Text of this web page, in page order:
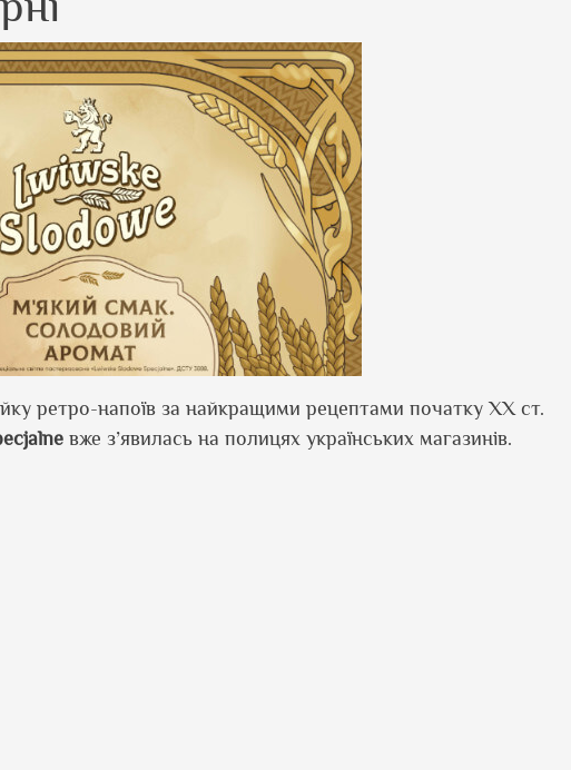
ретро-напоїв за найкращими рецептами початку ХХ ст.
вже з’явилась на полицях українських магазинів.